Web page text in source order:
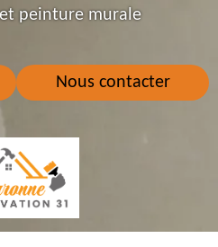
Nous contacter
peinture murale